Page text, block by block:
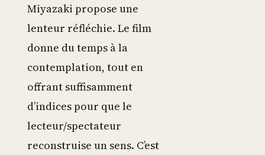
Miyazaki propose une
lenteur réfléchie. Le film
donne du temps à la
contemplation, tout en
offrant suffisamment
d’indices pour que le
lecteur/spectateur
reconstruise un sens. C’est